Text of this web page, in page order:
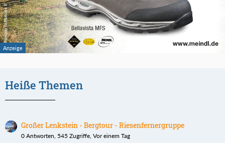
Heiße Themen
Großer Lenkstein - Bergtour - Riesenfernergruppe
0 Antworten, 545 Zugriffe, Vor einem Tag